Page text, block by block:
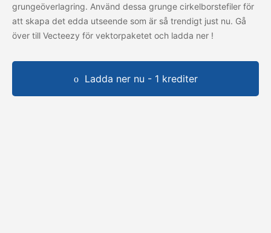
grungeöverlagring. Använd dessa grunge cirkelborstefiler för
att skapa det edda utseende som är så trendigt just nu. Gå
över till Vecteezy för vektorpaketet och ladda ner !
Ladda ner nu - 1 krediter